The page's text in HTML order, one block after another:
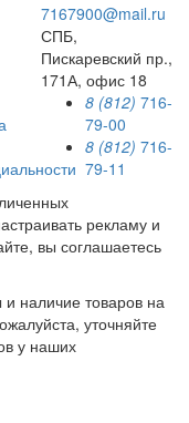
7167900@mail.ru
СПБ,
Пискаревский пр.,
171А, офис 18
8 (812) 716-
79-00
8 (812) 716-
79-11
рекламу и
вы соглашаетесь
наличие товаров на
уточняйте
у наших